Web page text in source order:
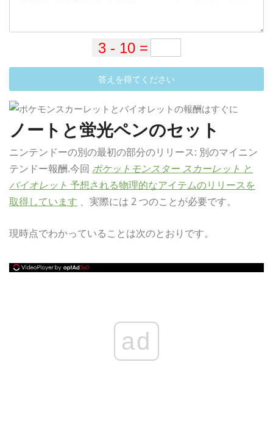
答えを得てください
ノートと蛍光ペンのセット
ニンテンドーの別の最初の部分のリリース: 別のマイニン
テンドー報酬.今回 ポケットモンスター スカーレット と
バイオレット 予想される物理的なアイテムのリリースを
取得しています 、実際には 2 つのことが必要です。
現時点でわかっていることは次のとおりです。
ad